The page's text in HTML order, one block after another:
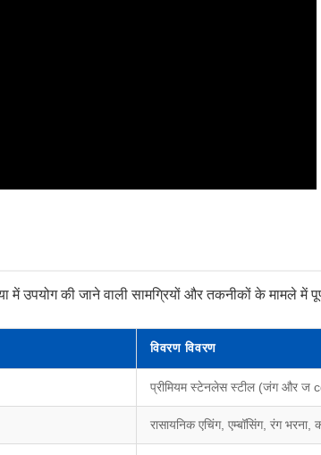
में उपयोग की जाने वाली सामग्रियों और तकनीकों के मामले में
विवरण विवरण
प्रीमियम स्टेनलेस स्टील (जंग और ज
रासायनिक एचिंग, एम्बॉसिंग, रंग भरना,